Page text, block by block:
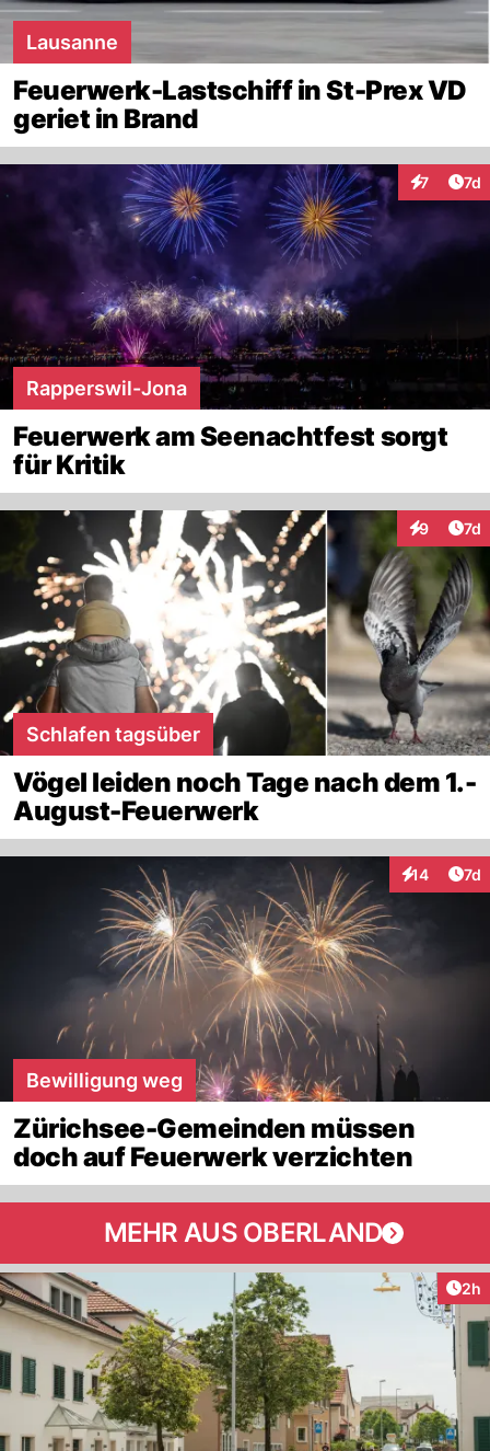
Lausanne
Feuerwerk-Lastschiff in St-Prex VD
geriet in Brand
7 7d
Rapperswil-Jona
Feuerwerk am Seenachtfest sorgt
für Kritik
9 7d
Schlafen tagsüber
Vögel leiden noch Tage nach dem 1.-
August-Feuerwerk
14 7d
Bewilligung weg
Zürichsee-Gemeinden müssen
doch auf Feuerwerk verzichten
MEHR AUS OBERLAND
2h